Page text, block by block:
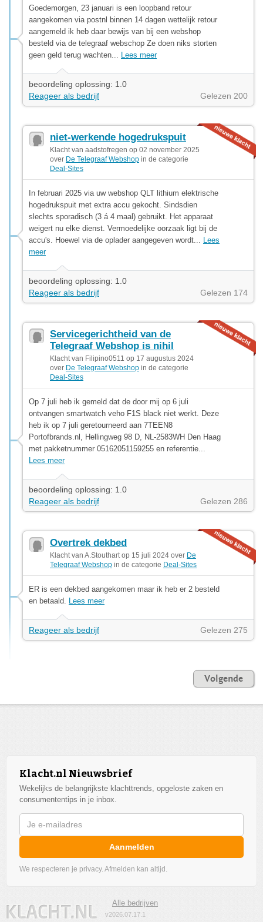
Goedemorgen, 23 januari is een loopband retour
aangekomen via postnl binnen 14 dagen wettelijk retour
aangemeld ik heb daar bewijs van bij een webshop
besteld via de telegraaf webschop Ze doen niks storten
geen geld terug wachten... Lees meer
beoordeling oplossing: 1.0
Reageer als bedrijf
Gelezen 200
niet-werkende hogedrukspuit
Klacht van aadstofregen op 02 november 2025
over De Telegraaf Webshop in de categorie
Deal-Sites
In februari 2025 via uw webshop QLT lithium elektrische
hogedrukspuit met extra accu gekocht. Sindsdien
slechts sporadisch (3 á 4 maal) gebruikt. Het apparaat
weigert nu elke dienst. Vermoedelijke oorzaak ligt bij de
accu's. Hoewel via de oplader aangegeven wordt... Lees
meer
beoordeling oplossing: 1.0
Reageer als bedrijf
Gelezen 174
Servicegerichtheid van de
Telegraaf Webshop is nihil
Klacht van Filipino0511 op 17 augustus 2024
over De Telegraaf Webshop in de categorie
Deal-Sites
Op 7 juli heb ik gemeld dat de door mij op 6 juli
ontvangen smartwatch veho F1S black niet werkt. Deze
heb ik op 7 juli geretourneerd aan 7TEEN8
Portofbrands.nl, Hellingweg 98 D, NL-2583WH Den Haag
met pakketnummer 05162051159255 en referentie...
Lees meer
beoordeling oplossing: 1.0
Reageer als bedrijf
Gelezen 286
Overtrek dekbed
Klacht van A.Stouthart op 15 juli 2024 over De
Telegraaf Webshop in de categorie Deal-Sites
ER is een dekbed aangekomen maar ik heb er 2 besteld
en betaald. Lees meer
Reageer als bedrijf Gelezen 275
Volgende
Klacht.nl Nieuwsbrief
Wekelijks de belangrijkste klachttrends, opgeloste zaken en
consumententips in je inbox.
Aanmelden
We respecteren je privacy. Afmelden kan altijd.
Alle bedrijven
v2026.07.17.1